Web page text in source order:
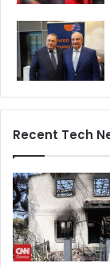
Recent Tech